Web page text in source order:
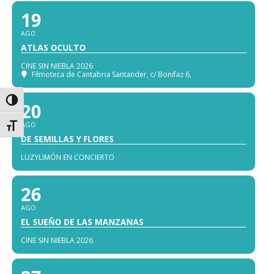
Alternar alto contraste
Alternar tamaño de letra
19
AGO
ATLAS OCULTO
CINE SIN NIEBLA 2026
Filmoteca de Cantabria Santander, c/ Bonifaz 6,
20
AGO
DE SEMILLAS Y FLORES
LUZYLIMÓN EN CONCIERTO
26
AGO
EL SUEÑO DE LAS MANZANAS
CINE SIN NIEBLA 2026